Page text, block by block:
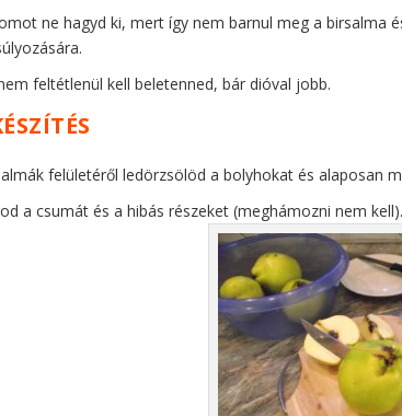
ne hagyd ki, mert így nem barnul meg a birsalma
feltétlenül kell beletenned, bár dióval jobb.
felületéről ledörzsölöd a bolyhokat és alaposan
a csumát és a hibás részeket (meghámozni nem kell).